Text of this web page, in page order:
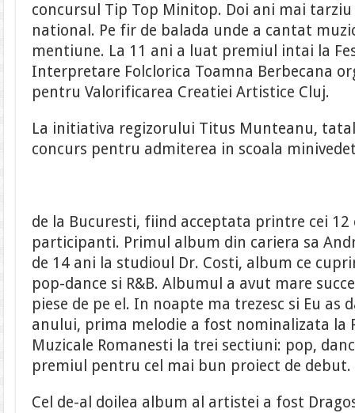
concursul Tip Top Minitop. Doi ani mai
national. Pe fir de balada unde a cantat
mentiune. La 11 ani a luat premiul intai la
Interpretare Folclorica Toamna Berbecana
pentru Valorificarea Creatiei Artistice Cluj.
La initiativa regizorului Titus Munteanu,
concurs pentru admiterea in scoala
de la Bucuresti, fiind acceptata printre cei 12
participanti. Primul album din cariera sa
de 14 ani la studioul Dr. Costi, album ce
pop-dance si R&B. Albumul a avut mare
piese de pe el. In noapte ma trezesc si Eu as
anului, prima melodie a fost nominalizata la
Muzicale Romanesti la trei sectiuni: pop,
premiul pentru cel mai bun proiect de debut.
Cel de-al doilea album al artistei a fost